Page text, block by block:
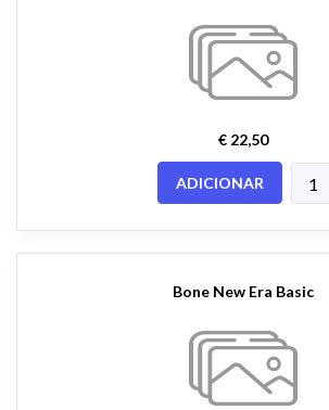
€ 22,50
ADICIONAR
Bone New Era Basic